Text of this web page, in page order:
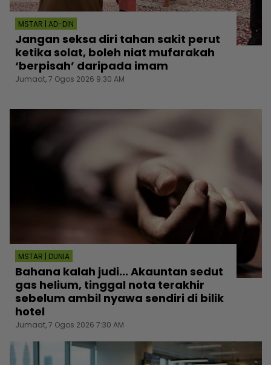
MSTAR | AD-DIN
Jangan seksa diri tahan sakit perut
ketika solat, boleh niat mufarakah
‘berpisah’ daripada imam
Jumaat, 7 Ogos 2026 9:30 AM
MSTAR | DUNIA
Bahana kalah judi... Akauntan sedut
gas helium, tinggal nota terakhir
sebelum ambil nyawa sendiri di bilik
hotel
Jumaat, 7 Ogos 2026 7:30 AM